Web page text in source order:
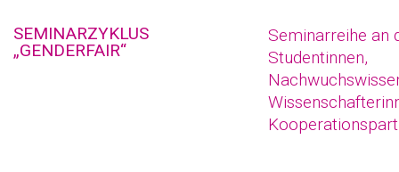
SEMINARZYKLUS
„GENDERFAIR“
Seminarreihe an
Studentinnen,